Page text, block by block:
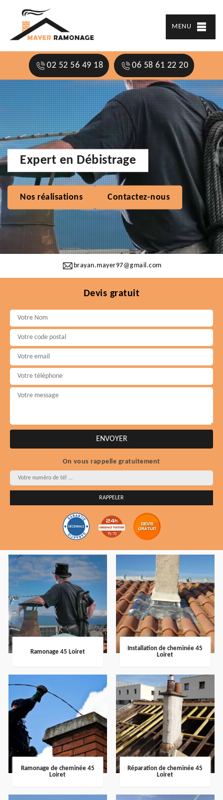
MENU
02 52 56 49 18 06 58 61 22 20
brayan.mayer97@gmail.com
Expert en Débistrage
Nos réalisations Contactez-nous
Devis gratuit
On vous rappelle gratuitement
Ramonage 45 Loiret
Installation de cheminée 45
Loiret
Ramonage de cheminée 45
Loiret
Réparation de cheminée 45
Loiret